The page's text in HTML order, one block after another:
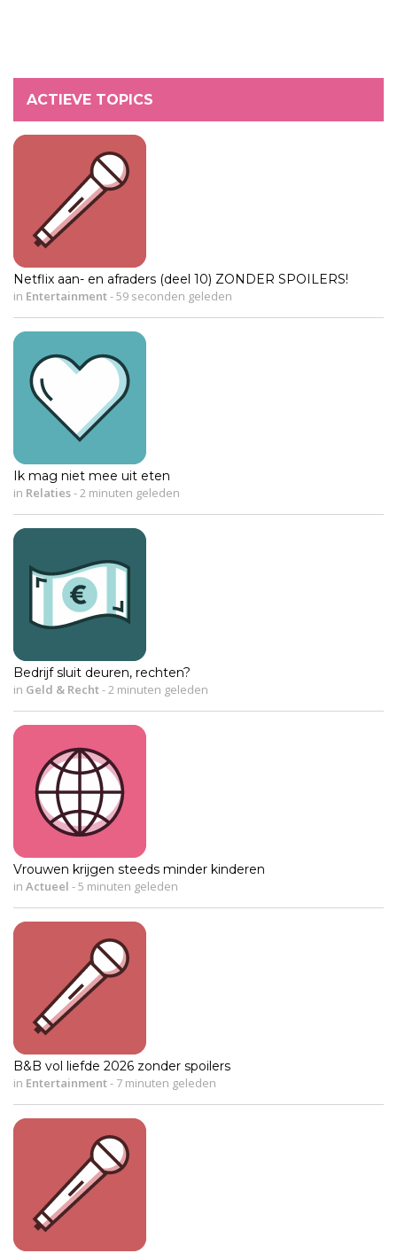
ACTIEVE TOPICS
Netflix aan- en afraders (deel 10) ZONDER SPOILERS!
in Entertainment-59 seconden geleden
Ik mag niet mee uit eten
in Relaties-2 minuten geleden
Bedrijf sluit deuren, rechten?
in Geld & Recht-2 minuten geleden
Vrouwen krijgen steeds minder kinderen
in Actueel -5 minuten geleden
B&B vol liefde 2026 zonder spoilers
in Entertainment- 7 minuten geleden